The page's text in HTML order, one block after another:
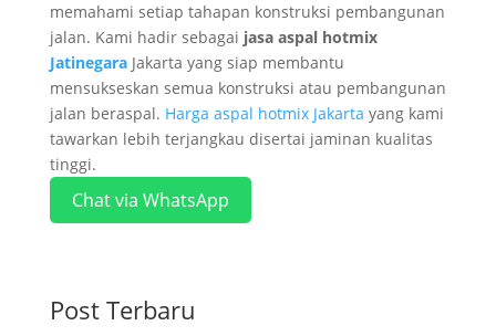
memahami setiap tahapan konstruksi pembangunan
jalan. Kami hadir sebagai jasa aspal hotmix
Jatinegara Jakarta yang siap membantu
mensukseskan semua konstruksi atau pembangunan
jalan beraspal. Harga aspal hotmix Jakarta yang kami
tawarkan lebih terjangkau disertai jaminan kualitas
tinggi.
Chat via WhatsApp
Post Terbaru